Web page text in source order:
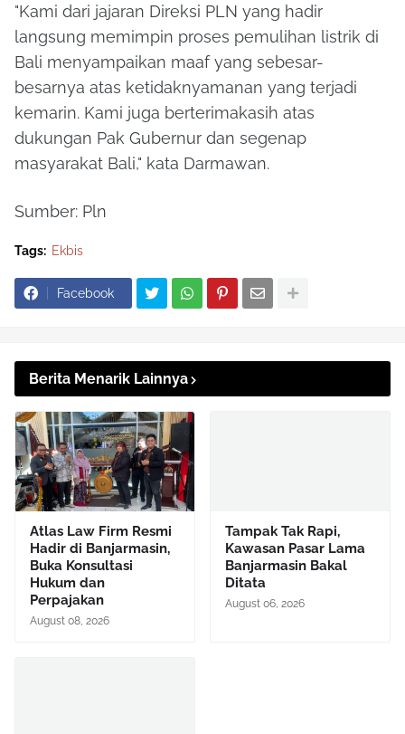
"Kami dari jajaran Direksi PLN yang hadir
langsung memimpin proses pemulihan listrik di
Bali menyampaikan maaf yang sebesar-
besarnya atas ketidaknyamanan yang terjadi
kemarin. Kami juga berterimakasih atas
dukungan Pak Gubernur dan segenap
masyarakat Bali," kata Darmawan.
Sumber: Pln
Tags: Ekbis
Facebook
Berita Menarik Lainnya
Atlas Law Firm Resmi
Hadir di Banjarmasin,
Buka Konsultasi
Hukum dan
Perpajakan
August 08, 2026
Tampak Tak Rapi,
Kawasan Pasar Lama
Banjarmasin Bakal
Ditata
August 06, 2026